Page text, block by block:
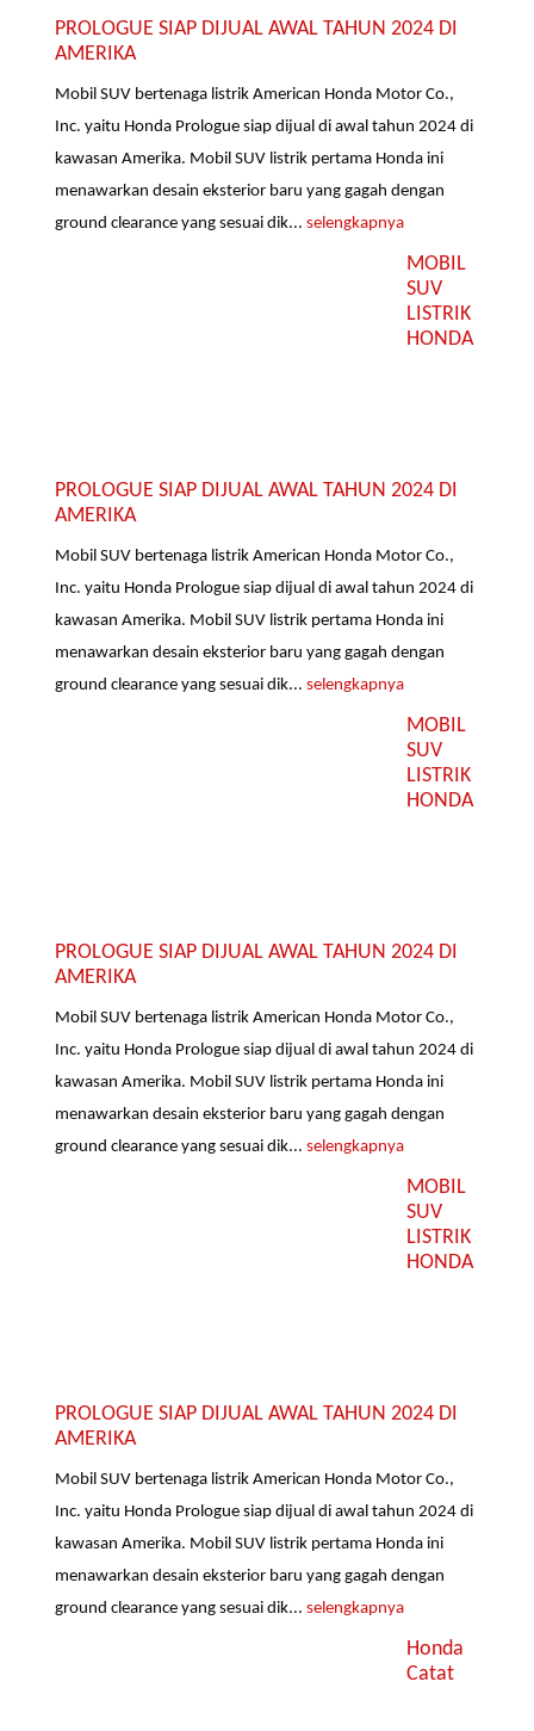
PROLOGUE SIAP DIJUAL AWAL TAHUN 2024 DI
AMERIKA
Mobil SUV bertenaga listrik American Honda Motor Co.,
Inc. yaitu Honda Prologue siap dijual di awal tahun 2024 di
kawasan Amerika. Mobil SUV listrik pertama Honda ini
menawarkan desain eksterior baru yang gagah dengan
ground clearance yang sesuai dik...selengkapnya
MOBIL
SUV
LISTRIK
HONDA
PROLOGUE SIAP DIJUAL AWAL TAHUN 2024 DI
AMERIKA
Mobil SUV bertenaga listrik American Honda Motor Co.,
Inc. yaitu Honda Prologue siap dijual di awal tahun 2024 di
kawasan Amerika. Mobil SUV listrik pertama Honda ini
menawarkan desain eksterior baru yang gagah dengan
ground clearance yang sesuai dik...selengkapnya
MOBIL
SUV
LISTRIK
HONDA
PROLOGUE SIAP DIJUAL AWAL TAHUN 2024 DI
AMERIKA
Mobil SUV bertenaga listrik American Honda Motor Co.,
Inc. yaitu Honda Prologue siap dijual di awal tahun 2024 di
kawasan Amerika. Mobil SUV listrik pertama Honda ini
menawarkan desain eksterior baru yang gagah dengan
ground clearance yang sesuai dik...selengkapnya
MOBIL
SUV
LISTRIK
HONDA
PROLOGUE SIAP DIJUAL AWAL TAHUN 2024 DI
AMERIKA
Mobil SUV bertenaga listrik American Honda Motor Co.,
Inc. yaitu Honda Prologue siap dijual di awal tahun 2024 di
kawasan Amerika. Mobil SUV listrik pertama Honda ini
menawarkan desain eksterior baru yang gagah dengan
ground clearance yang sesuai dik...selengkapnya
Honda
Catat